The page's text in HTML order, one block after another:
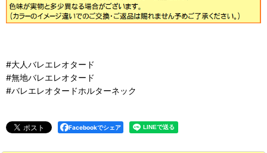
#大人バレエレオタード
#無地バレエレオタード
#バレエレオタードホルターネック
Facebookでシェア